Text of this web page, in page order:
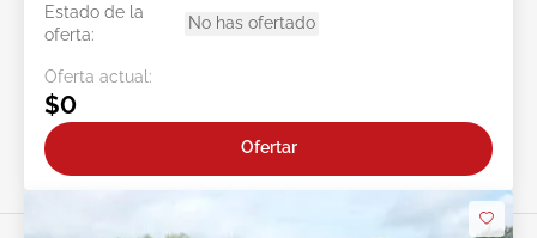
Estado de la
oferta:
No has ofertado
Oferta actual:
$0
Ofertar